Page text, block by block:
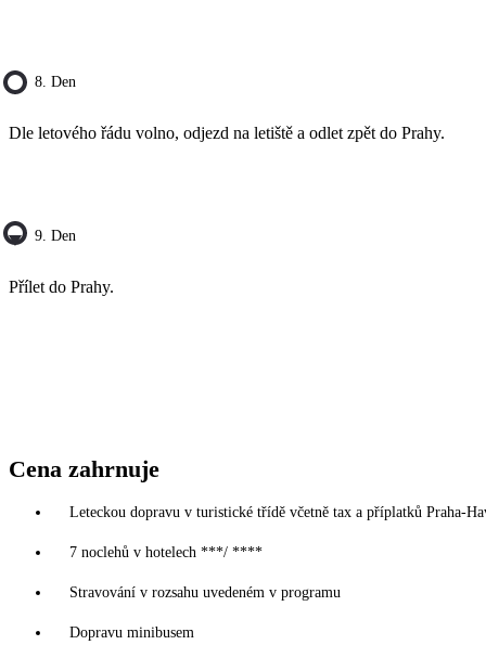
8. Den
Dle letového řádu volno, odjezd na letiště a odlet zpět do Prahy.
9. Den
Přílet do Prahy.
Cena zahrnuje
Leteckou dopravu v turistické třídě včetně tax a příplatků Praha-
7 noclehů v hotelech ***/ ****
Stravování v rozsahu uvedeném v programu
Dopravu minibusem